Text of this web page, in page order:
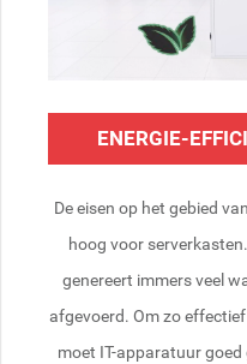
ENERGIE-
De eisen op het gebied
hoog voor
genereert immers veel
afgevoerd. Om zo
moet IT-apparatuur